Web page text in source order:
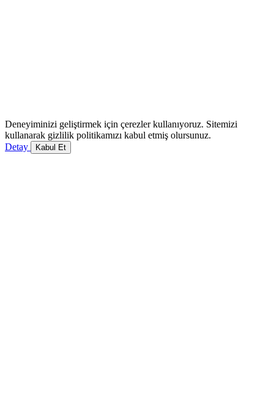
Deneyiminizi geliştirmek için çerezler kullanıyoruz. Sitemizi
kullanarak gizlilik politikamızı kabul etmiş olursunuz.
Detay
Kabul Et